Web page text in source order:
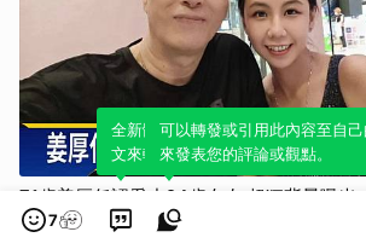
71歲姜厚任認愛小24歲女友 超狂背景曝光
25 觀看次數
7
全新體驗！一鍵引用此內容，透過發
文來輕鬆表達個人立場。
可以轉發或引用此內容至自己
來發表您的評論或觀點。